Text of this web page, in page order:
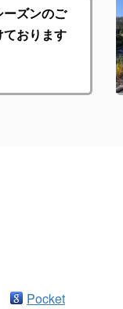
ズンのご
おります
Pocket